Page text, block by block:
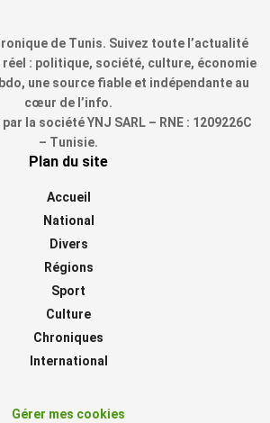
de Tunis. Suivez toute l’actualité
réel : politique, société, culture, économie
une source fiable et indépendante au
cœur de l’info.
la société YNJ SARL – RNE : 1209226C
– Tunisie.
Plan du site
Accueil
National
Divers
Régions
Sport
Culture
Chroniques
International
Gérer mes cookies